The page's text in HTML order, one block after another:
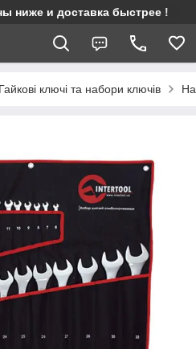
ниже и доставка быстрее !
Гайкові ключі та набори ключів